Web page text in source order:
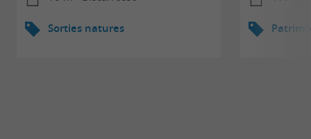
Sorties natures